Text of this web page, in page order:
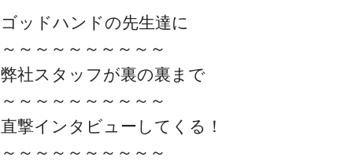
無料映像＆ご案内ページ
ゴッドハンドの先生達に
～～～～～～～～～～
弊社スタッフが裏の裏まで
～～～～～～～～～～
直撃インタビューしてくる！
～～～～～～～～～～